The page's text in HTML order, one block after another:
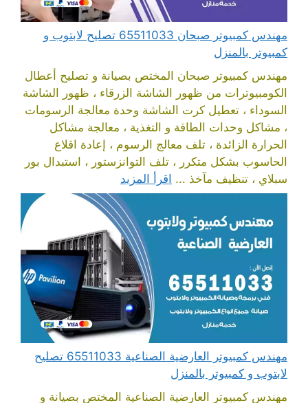
مهندس كمبيوتر صبحان 65511033 تصليح لابتوب و
كمبيوتر بالمنزل
مهندس كمبيوتر صبحان المختص بصيانة و تصليح أعطال
الكومبيوترات من ظهور الشاشة الزرقاء ، ظهور الشاشة
السوداء ، تعطيل كرت الشاشة وحدة معالجة الرسومات
، مشاكل وحدات الطاقة و التغذية ، معالجة مشاكل
الحرارة الزائدة ، تلف معالج الرسوم ، إعادة اقلاع
الحاسوب بشكل متكرر ، تلف التوانزستور ، استبدال بور
سبلاي ، تنظيف مآخذ ... اقرأ المزيد
مهندس كمبيوتر العارضية الصناعية 65511033 تصليح
لابتوب و كمبيوتر بالمنزل
مهندس كمبيوتر العارضية الصناعية المختص بصيانة و